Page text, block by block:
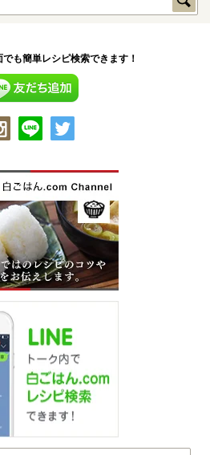
も簡単レシピ検索できます！